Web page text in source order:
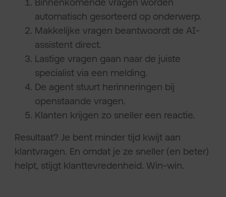
automatisch gesorteerd op onderwerp.
Makkelijke vragen beantwoordt de AI-
assistent direct.
Lastige vragen gaan naar de juiste
specialist via een melding.
De agent stuurt herinneringen bij
openstaande vragen.
Klanten krijgen zo sneller een reactie.
Resultaat? Je bent minder tijd kwijt aan
klantvragen. En omdat je ze sneller (en beter)
helpt, stijgt klanttevredenheid. Win-win.